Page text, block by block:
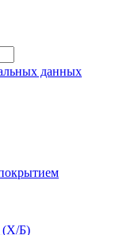
данных
(Х/Б)